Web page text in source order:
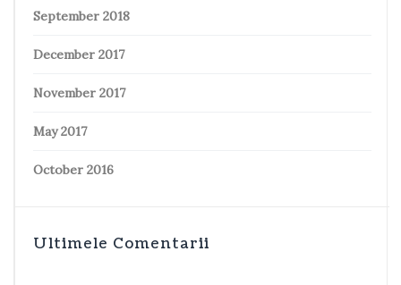
September 2018
December 2017
November 2017
May 2017
October 2016
Ultimele Comentarii